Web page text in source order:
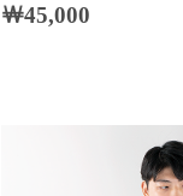
￦45,000